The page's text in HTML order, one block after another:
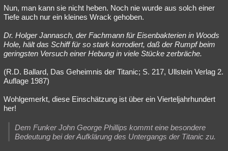
Nun, man kann sie nicht heben. Noch nie wurde aus solch einer
Tiefe auch nur ein kleines Wrack gehoben.
Dr. Holger Jannasch, der Fachmann für Eisenbakterien in Woods
Hole, hält das Schiff für so stark korrodiert, daß der Rumpf beim
geringsten Versuch einer Hebung in viele Stücke zerbräche.
(R.D. Ballard, Das Geheimnis der Titanic; S. 217, Ullstein Verlag 2.
Auflage 1987)
Wohlgemerkt, diese Einschätzung ist über ein Vierteljahrhundert
her!
Dem Funker John George Phillips kommt eine besondere
Bedeutung bei der Aufklärung des Untergangs der Titanic zu.